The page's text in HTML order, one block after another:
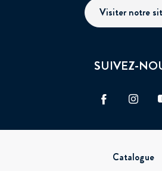
Visiter notre
SUIVEZ-
Facebook
Catalogue